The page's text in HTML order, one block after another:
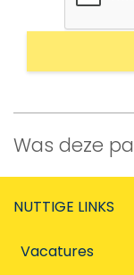
Was deze
NUTTIGE LINKS
Vacatures